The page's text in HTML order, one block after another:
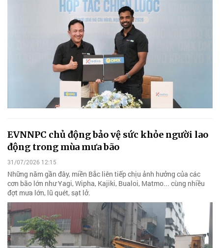
EVNNPC chủ động bảo vệ sức khỏe người lao
động trong mùa mưa bão
31/07/2026 12:15
Những năm gần đây, miền Bắc liên tiếp chịu ảnh hưởng của các
cơn bão lớn như Yagi, Wipha, Kajiki, Bualoi, Matmo... cùng nhiều
đợt mưa lớn, lũ quét, sạt lở.